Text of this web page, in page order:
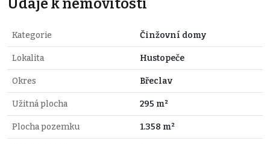
Údaje k nemovitosti
Kategorie Činžovní domy
Lokalita Hustopeče
Okres Břeclav
Užitná plocha 295 m²
Plocha pozemku 1.358 m²